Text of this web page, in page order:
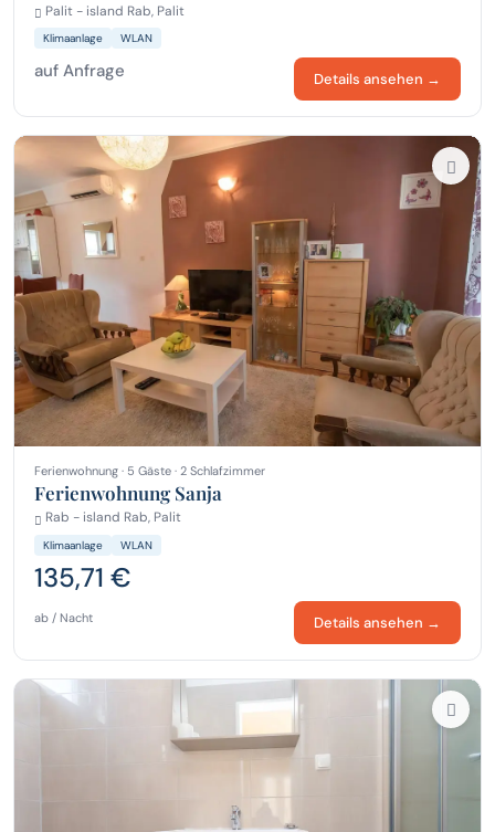
Palit - island Rab, Palit
Klimaanlage WLAN
auf Anfrage Details ansehen →
Ferienwohnung · 5 Gäste · 2 Schlafzimmer
Ferienwohnung Sanja
Rab - island Rab, Palit
Klimaanlage WLAN
135,71 €
ab / Nacht Details ansehen →